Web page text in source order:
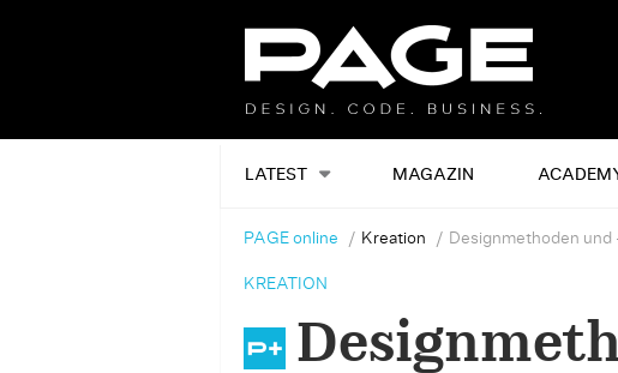
LATEST MAGAZIN
PAGE online Kreation Designmethoden und
KREATION